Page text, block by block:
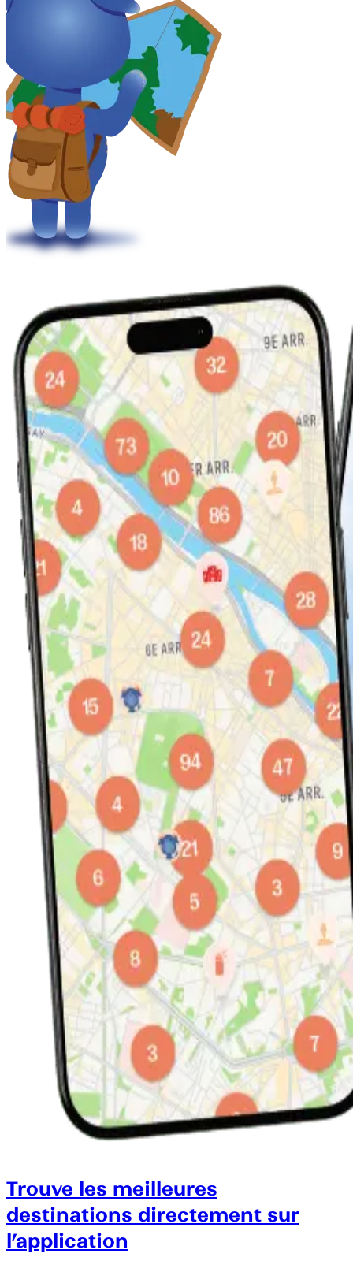
Trouve les meilleures
destinations directement sur
l’application